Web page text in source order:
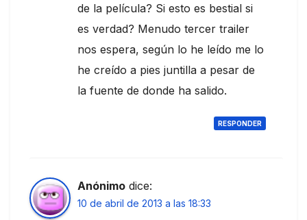
de la película? Si esto es bestial si
es verdad? Menudo tercer trailer
nos espera, según lo he leído me lo
he creído a pies juntilla a pesar de
la fuente de donde ha salido.
RESPONDER
Anónimo dice:
10 de abril de 2013 a las 18:33